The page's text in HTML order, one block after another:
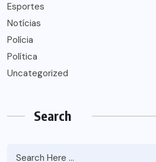
Esportes
Notícias
Polícia
Política
Uncategorized
Search